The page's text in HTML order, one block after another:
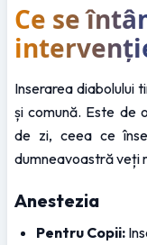
Ce se
Inserarea diabolului
și comună. Este de
de zi, ceea ce
dumneavoastră veți
Anestezia
Pentru Copii: